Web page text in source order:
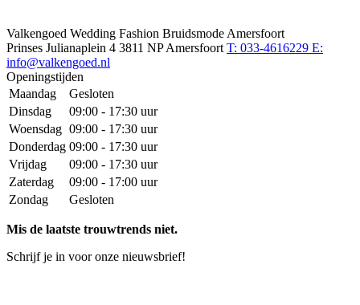
Valkengoed Wedding Fashion Bruidsmode Amersfoort
Prinses Julianaplein 4 3811 NP Amersfoort T: 033-4616229 E:
info@valkengoed.nl
Openingstijden
Maandag
Gesloten
Dinsdag
09:00 - 17:30 uur
Woensdag 09:00 - 17:30 uur
Donderdag 09:00 - 17:30 uur
Vrijdag
09:00 - 17:30 uur
Zaterdag
09:00 - 17:00 uur
Zondag
Gesloten
Mis de laatste trouwtrends niet.
Schrijf je in voor onze nieuwsbrief!